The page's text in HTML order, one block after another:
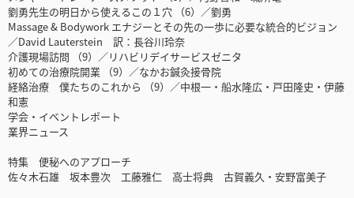
劉勇先生の明日から使えるこの１穴 （6）／劉勇
Massage & Bodywork エナジーとその先の一歩に必要な統合的ビジョン
／David Lauterstein 訳：長谷川玲奈
介護現場訪問 （9）／リハビリデイサービスゼニタ
初めての治療院開業 （9）／なかお鍼灸接骨院
経絡治療 僕たちのこれから （9）／中根一・船水隆広・戸田隆史・伊藤
和憲
学会・イベントレポート
業界ニュース
特集 便秘へのアプローチ
佐々木石雄 坂本豊次 工藤雅仁 高士将典 古賀義久・安野富美子